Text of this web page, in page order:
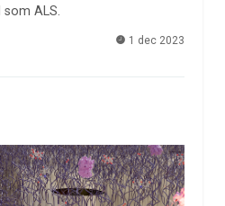
ALS.
1 dec 2023